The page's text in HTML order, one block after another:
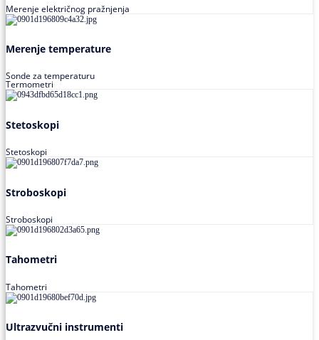
Merenje električnog pražnjenja
Merenje temperature
Sonde za temperaturu
Termometri
Stetoskopi
Stetoskopi
Stroboskopi
Stroboskopi
Tahometri
Tahometri
Ultrazvučni instrumenti